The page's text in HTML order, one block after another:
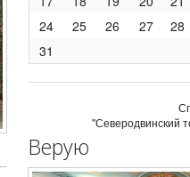
24
25 26 27 28
31
"Северодвинский
Верую